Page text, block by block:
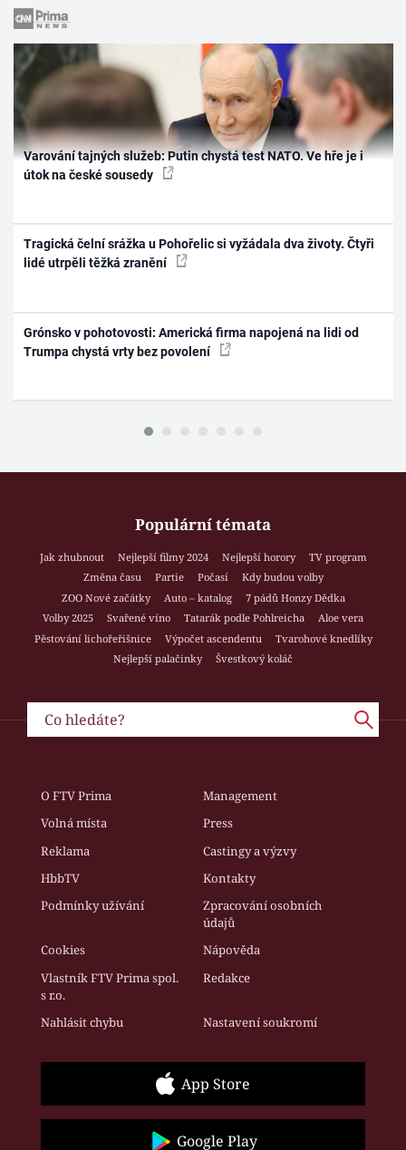
Varování tajných služeb: Putin chystá test NATO. Ve hře je i
útok na české sousedy
Tragická čelní srážka u Pohořelic si vyžádala dva životy. Čtyři
lidé utrpěli těžká zranění
Grónsko v pohotovosti: Americká firma napojená na lidi od
Trumpa chystá vrty bez povolení
Populární témata
Jak zhubnout Nejlepší filmy 2024 Nejlepší horory
TV program
Změna času
Partie Počasí
Kdy budou volby
ZOO Nové začátky
Auto – katalog
7 pádů Honzy Dědka
Volby 2025
Svařené víno Tatarák podle Pohlreicha
Aloe vera
Pěstování lichořeřišnice
Výpočet ascendentu
Tvarohové knedlíky
Nejlepší palačinky
Švestkový koláč
O FTV Prima
Management
Volná místa
Press
Reklama
Castingy a výzvy
HbbTV
Kontakty
Podmínky užívání
Zpracování osobních
údajů
Cookies
Nápověda
Vlastník FTV Prima spol.
s r.o.
Redakce
Nahlásit chybu Nastavení soukromí
App Store
Google Play